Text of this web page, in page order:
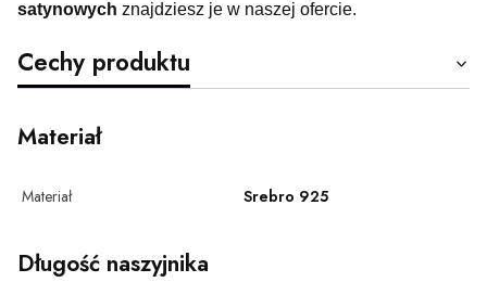
satynowych znajdziesz je w naszej ofercie.
Cechy produktu
Materiał
Materiał Srebro 925
Długość naszyjnika